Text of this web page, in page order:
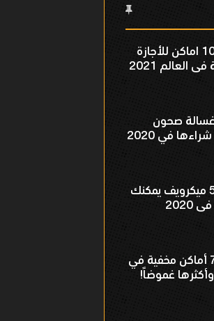
أفضل 10 اماكن للأجازة
العالم 2021
صحون
في 2020
افضل 5 ميكرويف يمكنك
2020
أغرب 7 أماكن مخفية في
وأكثرها غموضاً!